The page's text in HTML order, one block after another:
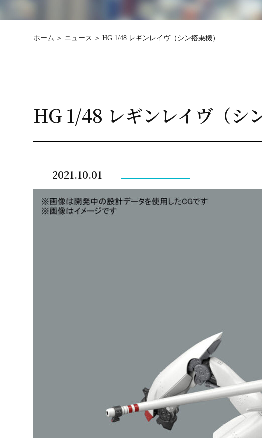
ホーム ニュース HG 1/48 レギンレイヴ（シン搭乗機）
HG 1/48 レギンレイヴ（シ
2021.10.01